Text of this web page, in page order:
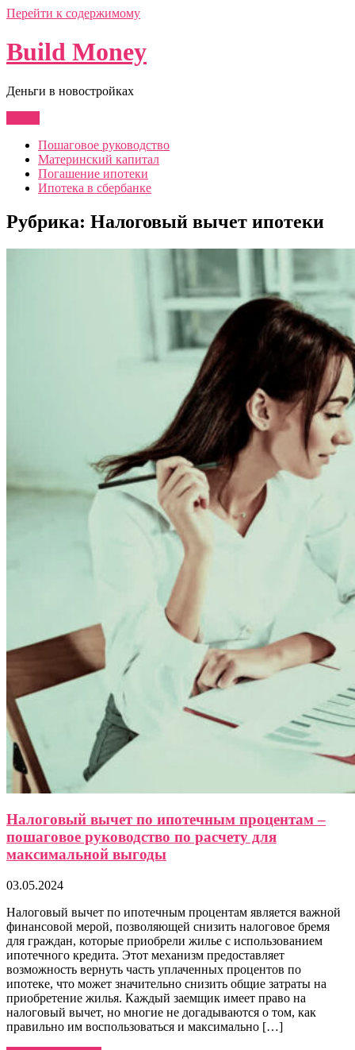
Перейти к содержимому
Build Money
Деньги в новостройках
Пошаговое руководство
Материнский капитал
Погашение ипотеки
Ипотека в сбербанке
Рубрика: Налоговый вычет ипотеки
Налоговый вычет по ипотечным процентам –
пошаговое руководство по расчету для
максимальной выгоды
03.05.2024
Налоговый вычет по ипотечным процентам является важной
финансовой мерой, позволяющей снизить налоговое бремя
для граждан, которые приобрели жилье с использованием
ипотечного кредита. Этот механизм предоставляет
возможность вернуть часть уплаченных процентов по
ипотеке, что может значительно снизить общие затраты на
приобретение жилья. Каждый заемщик имеет право на
налоговый вычет, но многие не догадываются о том, как
правильно им воспользоваться и максимально […]